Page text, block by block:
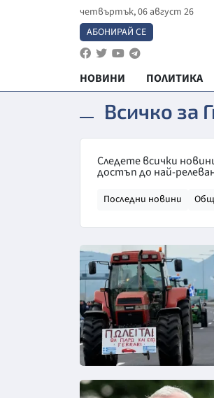
четвъртък, 06 август 26
АБОНИРАЙ СЕ
НОВИНИ ПОЛИТИКА
Всичко за
Следете всички
достъп до най-
Последни новини